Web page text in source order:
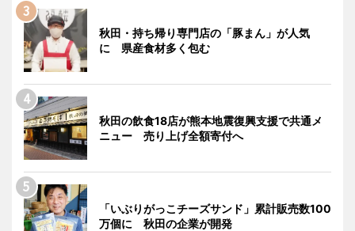
秋田・持ち帰り専門店の「豚まん」が人気
に 県産食材多く包む
秋田の飲食18店が熊本地震復興支援で共通メ
ニュー 売り上げ全額寄付へ
「いぶりがっこチーズサンド」累計販売数100
万個に 秋田の企業が開発